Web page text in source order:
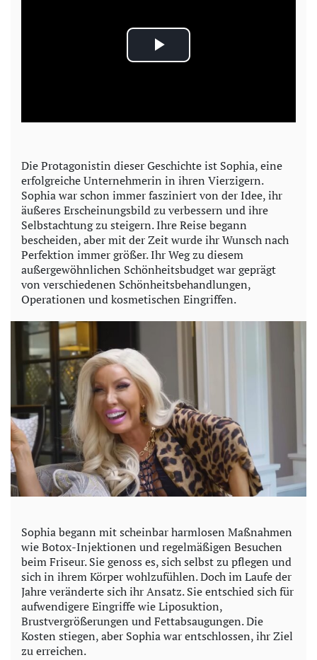
P
a
V
i
d
e
o
Die Protagonistin dieser Geschichte ist Sophia, eine
erfolgreiche Unternehmerin in ihren Vierzigern.
Sophia war schon immer fasziniert von der Idee, ihr
äußeres Erscheinungsbild zu verbessern und ihre
Selbstachtung zu steigern. Ihre Reise begann
bescheiden, aber mit der Zeit wurde ihr Wunsch nach
Perfektion immer größer. Ihr Weg zu diesem
außergewöhnlichen Schönheitsbudget war geprägt
von verschiedenen Schönheitsbehandlungen,
Operationen und kosmetischen Eingriffen.
Sophia begann mit scheinbar harmlosen Maßnahmen
wie Botox-Injektionen und regelmäßigen Besuchen
beim Friseur. Sie genoss es, sich selbst zu pflegen und
sich in ihrem Körper wohlzufühlen. Doch im Laufe der
Jahre veränderte sich ihr Ansatz. Sie entschied sich für
aufwendigere Eingriffe wie Liposuktion,
Brustvergrößerungen und Fettabsaugungen. Die
Kosten stiegen, aber Sophia war entschlossen, ihr Ziel
zu erreichen.